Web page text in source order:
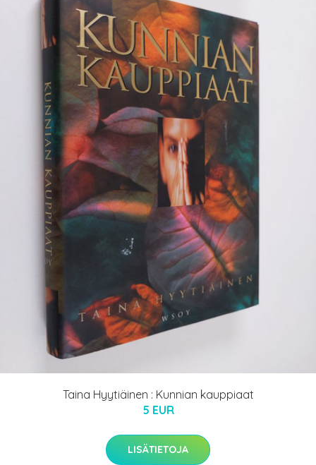
Taina Hyytiäinen : Kunnian kauppiaat
5 EUR
LISÄTIETOJA